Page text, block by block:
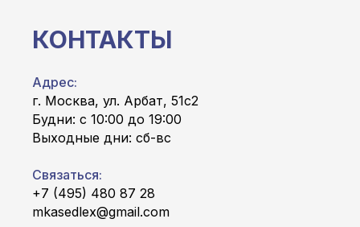
КОНТАКТЫ
Адрес:
г. Москва, ул. Арбат, 51с2
Будни: с 10:00 до 19:00
Выходные дни: сб-вс
Связаться:
+7 (495) 480 87 28
mkasedlex@gmail.com